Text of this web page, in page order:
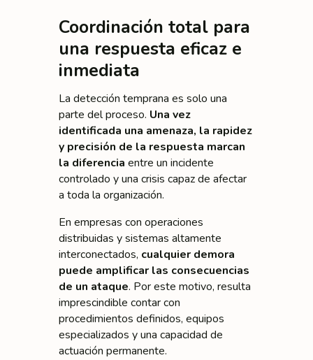
Coordinación total para
una respuesta eficaz e
inmediata
La detección temprana es solo una
parte del proceso. Una vez
identificada una amenaza, la rapidez
y precisión de la respuesta marcan
la diferencia entre un incidente
controlado y una crisis capaz de afectar
a toda la organización.
En empresas con operaciones
distribuidas y sistemas altamente
interconectados, cualquier demora
puede amplificar las consecuencias
de un ataque. Por este motivo, resulta
imprescindible contar con
procedimientos definidos, equipos
especializados y una capacidad de
actuación permanente.